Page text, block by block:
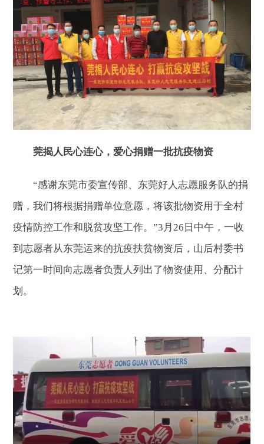
莞揭人民心连心，爱心捐赠一批抗疫物资
“感谢东莞市委宣传部、东莞好人志愿服务队的捐
赠，我们将根据捐赠单位意愿，将该批物资用于全村
疫情防控工作和脱贫攻坚工作。”3月26日中午，一收
到志愿者从东莞运来的抗疫扶贫物资后，山后村委书
记第一时间向志愿者负责人列出了物资使用、分配计
划。